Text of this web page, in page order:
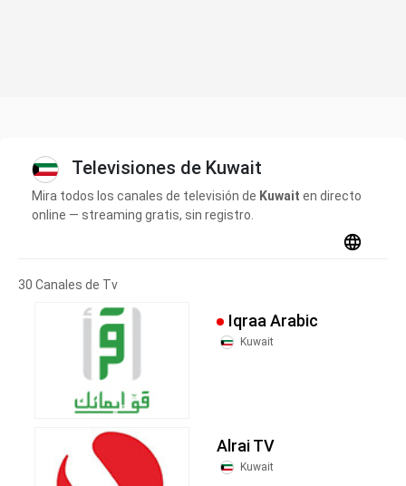
Televisiones de Kuwait
Mira todos los canales de televisión de Kuwait en directo
online — streaming gratis, sin registro.
30 Canales de Tv
Iqraa Arabic
Kuwait
Alrai TV
Kuwait